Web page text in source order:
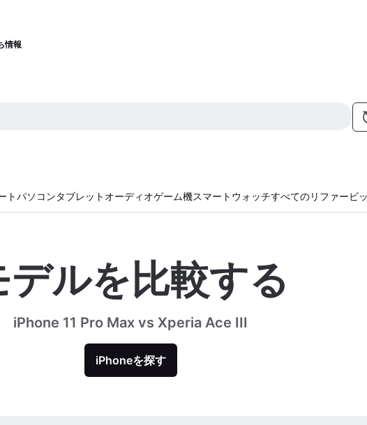
情報
トパソコンタブレット オーディオゲーム機スマートウォッチすべてのリファービ
デルを比較する
iPhone 11 Pro Max vs Xperia Ace III
iPhoneを探す